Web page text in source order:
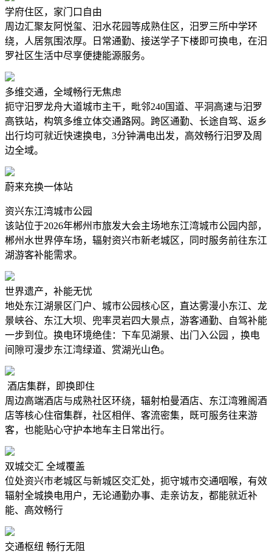
学府住区，家门口自由
周边汇聚友阿悦玺、汨水花园等成熟住区，汨罗三所中学环
绕，人居氛围浓厚。日常通勤、接送学子下楼即可换电，在汨
罗社区生活中尽享便捷能源服务。
多维交通，全域畅行无焦虑
扼守汨罗龙舟大道城市主干，毗邻240国道、平洞高速与汨罗
高铁站，构筑多维立体交通路网。跨区通勤、长途自驾、返乡
出行均可就近快速换电，3分钟满电出发，高效畅行汨罗及周
边全域。
蔚来充换一体站
资兴东江湾城市公园
该站位于2026年郴州市旅发大会主场地东江湾城市公园内部，
郴州水世界停车场，辐射资兴市新老城区，同时服务前往东江
湖游客补能需求。
世界遗产，补能无忧
地处东江湖景区门户、城市公园核心区，直达雾漫小东江、龙
景峡谷、东江大坝、兜率灵岩四大景点，游客通勤、自驾补能
一步到位。换电环境绝佳：下车见湖景、出门入公园 ，换电
间隙可漫步东江湾绿道、赏湖光山色。
酒店集群，即换即住
周边高端酒店与成熟社区环绕，辐射柏曼酒店、东江湾雅阁酒
店等核心住宿集群，社区相伴、客流密集，既可服务往来游
客，也能贴心守护本地车主日常出行。
双城交汇 全域覆盖
位处资兴市老城区与新城区交汇处，扼守城市交通咽喉，有效
辐射全城换电用户，无论通勤办事、走亲访友，都能就近补
能、高效畅行
交通枢纽 畅行无阻